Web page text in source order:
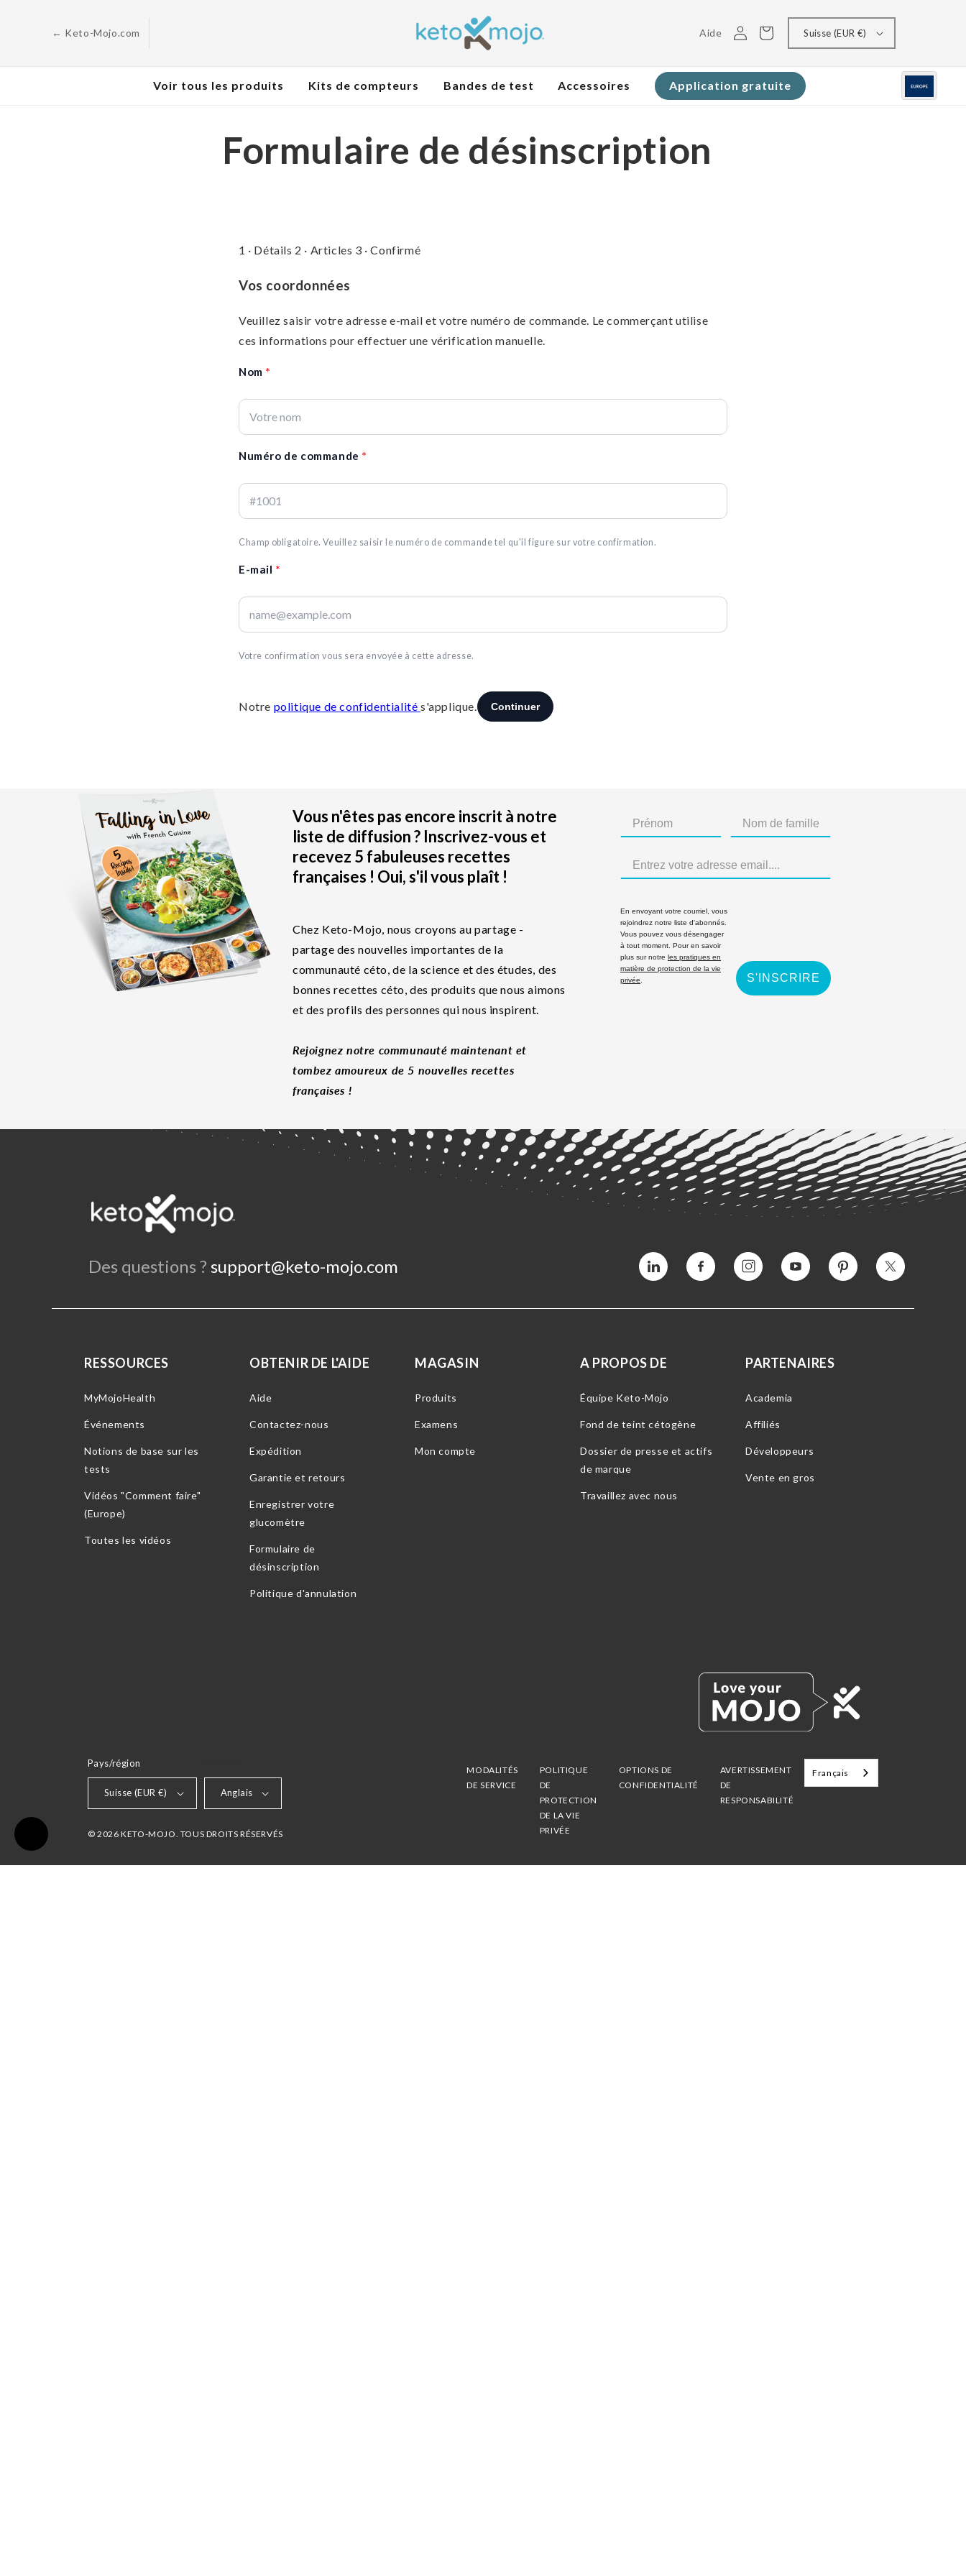
← Keto-Mojo.com Aide
Connectez-
vous
Panier Suisse (EUR €)
Voir tous les produits Kits de compteurs Bandes de test Accessoires Application gratuite
Formulaire de désinscription
Vous n'êtes pas encore inscrit à notre
liste de diffusion ? Inscrivez-vous et
recevez 5 fabuleuses recettes
françaises ! Oui, s'il vous plaît !
Chez Keto-Mojo, nous croyons au partage -
partage des nouvelles importantes de la
communauté céto, de la science et des études, des
bonnes recettes céto, des produits que nous aimons
et des profils des personnes qui nous inspirent.
Rejoignez notre communauté maintenant et
tombez amoureux de 5 nouvelles recettes
françaises !
En envoyant votre courriel, vous
rejoindrez notre liste d'abonnés.
Vous pouvez vous désengager
à tout moment. Pour en savoir
plus sur notre les pratiques en
matière de protection de la vie
privée. S'INSCRIRE
Des questions ? support@keto-mojo.com Vimeo Facebook InstagramYouTube Intérêt Twitter
RESSOURCES
MyMojoHealth
Événements
Notions de base sur les
tests
Vidéos "Comment faire"
(Europe)
Toutes les vidéos
OBTENIR DE L'AIDE
Aide
Contactez-nous
Expédition
Garantie et retours
Enregistrer votre
glucomètre
Formulaire de
désinscription
Politique d'annulation
MAGASIN
Produits
Examens
Mon compte
A PROPOS DE
Équipe Keto-Mojo
Fond de teint cétogène
Dossier de presse et actifs
de marque
Travaillez avec nous
PARTENAIRES
Academia
Affiliés
Développeurs
Vente en gros
Pays/région
Suisse (EUR €) Anglais
© 2026 KETO-MOJO. TOUS DROITS RÉSERVÉS
MODALITÉS
DE SERVICE
POLITIQUE
DE
PROTECTION
DE LA VIE
PRIVÉE
OPTIONS DE
CONFIDENTIALITÉ
AVERTISSEMENT
DE
RESPONSABILITÉ
Français